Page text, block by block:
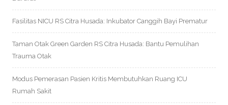
Fasilitas NICU RS Citra Husada: Inkubator Canggih Bayi Prematur
Taman Otak Green Garden RS Citra Husada: Bantu Pemulihan
Trauma Otak
Modus Pemerasan Pasien Kritis Membutuhkan Ruang ICU
Rumah Sakit